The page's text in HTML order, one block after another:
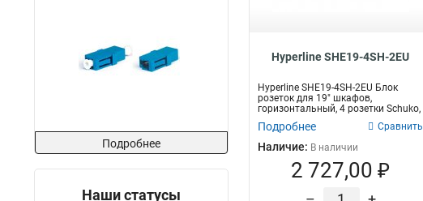
Подробнее
Наши статусы
Hyperline SHE19-4SH-2EU
Hyperline SHE19-4SH-2EU Блок
розеток для 19" шкафов,
горизонтальный, 4 розетки Schuko,
Подробнее Сравнить
Наличие: В наличии
2 727,00 ₽